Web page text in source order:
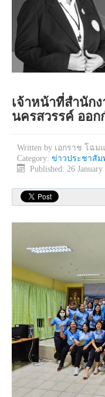
เจ้าหน้าที่สำนัก
นครสวรรค์ ออก
Written by เอกราช โฉม
Category: ข่าวประชาสัม
Published: 26 January